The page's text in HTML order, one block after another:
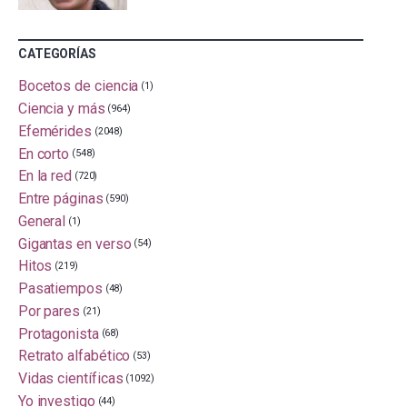
CATEGORÍAS
Bocetos de ciencia (1)
Ciencia y más (964)
Efemérides (2048)
En corto (548)
En la red (720)
Entre páginas (590)
General (1)
Gigantas en verso (54)
Hitos (219)
Pasatiempos (48)
Por pares (21)
Protagonista (68)
Retrato alfabético (53)
Vidas científicas (1092)
Yo investigo (44)